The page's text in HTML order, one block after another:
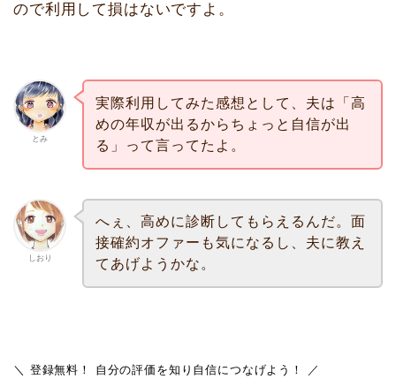
ので利用して損はないですよ。
とみ
実際利用してみた感想として、夫は「高
めの年収が出るからちょっと自信が出
る」って言ってたよ。
しおり
へぇ、高めに診断してもらえるんだ。面
接確約オファーも気になるし、夫に教え
てあげようかな。
＼ 登録無料！ 自分の評価を知り自信につなげよう！ ／